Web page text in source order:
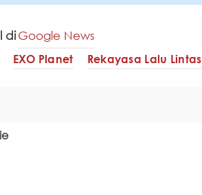
diGoogle News
EXO Planet Rekayasa Lalu Lintas